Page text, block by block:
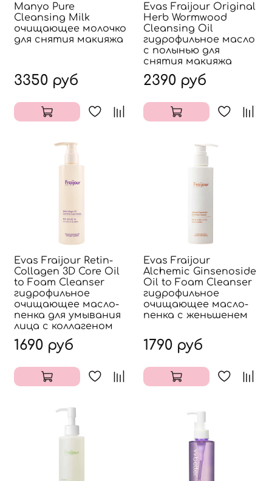
Manyo Pure
Cleansing Milk
очищающее молочко
для снятия макияжа
3350 руб
Evas Fraijour Original
Herb Wormwood
Cleansing Oil
гидрофильное масло
с полынью для
снятия макияжа
2390 руб
Evas Fraijour Retin-
Collagen 3D Core Oil
to Foam Cleanser
гидрофильное
очищающее масло-
пенка для умывания
лица с коллагеном
1690 руб
Evas Fraijour
Alchemic Ginsenoside
Oil to Foam Cleanser
гидрофильное
очищающее масло-
пенка с женьшенем
1790 руб